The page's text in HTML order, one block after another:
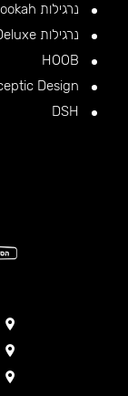
נרגילות Alpha Hookah
נרגילות Amy Deluxe